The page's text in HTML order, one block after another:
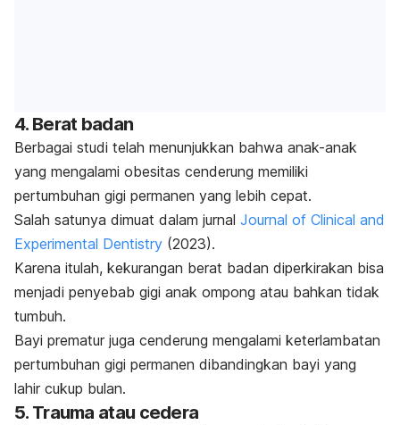
4. Berat badan
Berbagai studi telah menunjukkan bahwa anak-anak
yang mengalami obesitas cenderung memiliki
pertumbuhan gigi permanen yang lebih cepat.
Salah satunya dimuat dalam jurnal Journal of Clinical and
Experimental Dentistry (2023).
Karena itulah, kekurangan berat badan diperkirakan bisa
menjadi penyebab gigi anak ompong atau bahkan tidak
tumbuh.
Bayi prematur juga cenderung mengalami keterlambatan
pertumbuhan gigi permanen dibandingkan bayi yang
lahir cukup bulan.
5. Trauma atau cedera